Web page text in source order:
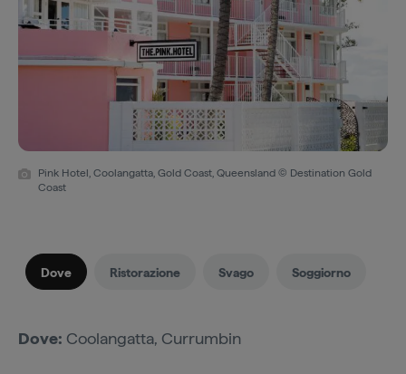
Pink Hotel, Coolangatta, Gold Coast, Queensland © Destination Gold
Coast
Dove Ristorazione Svago Soggiorno
Dove: Coolangatta, Currumbin